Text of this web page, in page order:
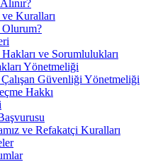
Kuralları
Olurum?
Hakları ve Sorumlulukları
Yönetmeliği
Güvenliği Yönetmeliği
Hakkı
ve Refakatçi Kuralları